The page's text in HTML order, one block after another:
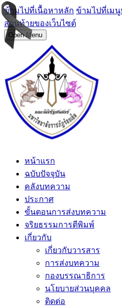
ข้ามไปที่เนื้อหาหลัก ข้ามไปที่เม
ส่วนท้ายของเว็บไซต์
Open Menu
หน้าแรก
ฉบับปัจจุบัน
คลังบทความ
ประกาศ
ขั้นตอนการส่งบทความ
จริยธรรมการตีพิมพ์
เกี่ยวกับ
เกี่ยวกับวารสาร
การส่งบทความ
กองบรรณาธิการ
นโยบายส่วนบุคคล
ติดต่อ